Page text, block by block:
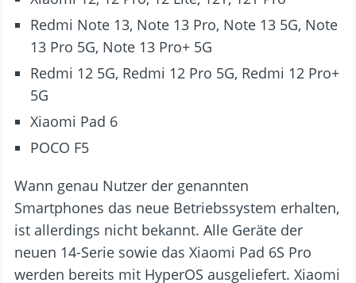
Redmi Note 13, Note 13 Pro, Note 13 5G, Note
13 Pro 5G, Note 13 Pro+ 5G
Redmi 12 5G, Redmi 12 Pro 5G, Redmi 12 Pro+
5G
Xiaomi Pad 6
POCO F5
Wann genau Nutzer der genannten
Smartphones das neue Betriebssystem erhalten,
ist allerdings nicht bekannt. Alle Geräte der
neuen 14-Serie sowie das Xiaomi Pad 6S Pro
werden bereits mit HyperOS ausgeliefert. Xiaomi